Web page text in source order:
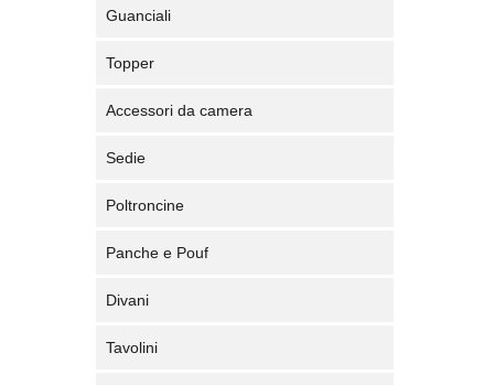
Guanciali
Topper
Accessori da camera
Sedie
Poltroncine
Panche e Pouf
Divani
Tavolini